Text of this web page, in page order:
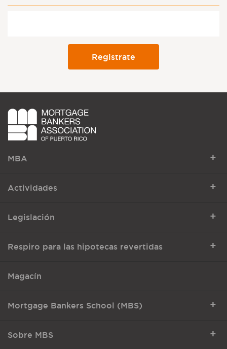
MBA +
Actividades +
Legislación +
Respiro para las hipotecas revertidas +
Magacín
Mortgage Bankers School (MBS) +
Sobre MBS +